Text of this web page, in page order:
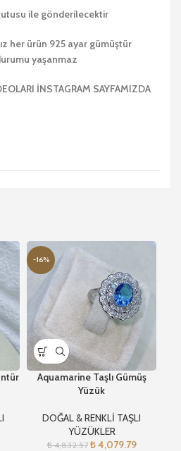
ile gönderilecektir
her ürün 925 ayar gümüştür
yaşanmaz
İNSTAGRAM SAYFAMIZDA
-16%
Aquamarine Taşlı Gümüş
Yüzük
DOĞAL & RENKLİ TAŞLI
YÜZÜKLER
₺4,832.57 ₺4,079.79